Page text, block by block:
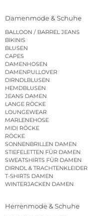
Damenmode & Schuhe
BALLOON / BARREL JEANS
BIKINIS
BLUSEN
CAPES
DAMENHOSEN
DAMENPULLOVER
DIRNDLBLUSEN
HEMDBLUSEN
JEANS DAMEN
LANGE RÖCKE
LOUNGEWEAR
MARLENEHOSE
MIDI RÖCKE
RÖCKE
SONNENBRILLEN DAMEN
STIEFELETTEN FÜR DAMEN
SWEATSHIRTS FÜR DAMEN
DIRNDL & TRACHTENKLEIDER
T-SHIRTS DAMEN
WINTERJACKEN DAMEN
Herrenmode & Schuhe